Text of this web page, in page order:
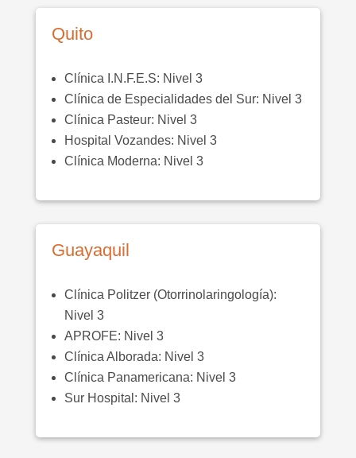
Quito
Clínica I.N.F.E.S: Nivel 3
Clínica de Especialidades del Sur: Nivel 3
Clínica Pasteur: Nivel 3
Hospital Vozandes: Nivel 3
Clínica Moderna: Nivel 3
Guayaquil
Clínica Politzer (Otorrinolaringología):
Nivel 3
APROFE: Nivel 3
Clínica Alborada: Nivel 3
Clínica Panamericana: Nivel 3
Sur Hospital: Nivel 3